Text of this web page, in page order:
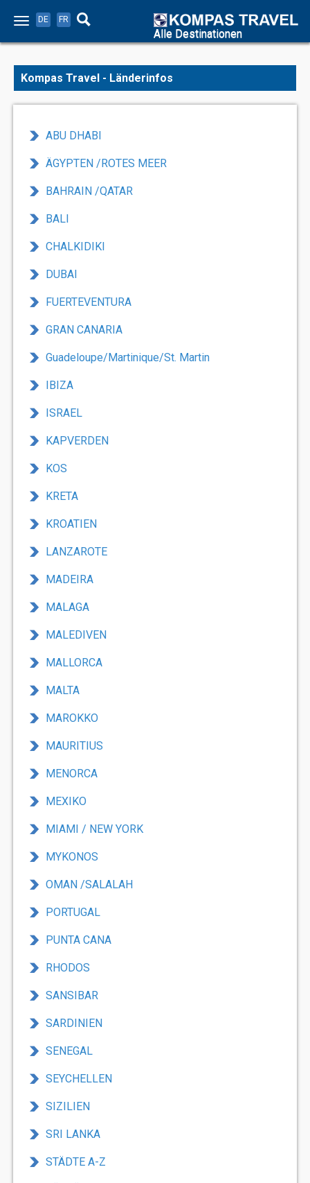
DE FR
Alle Destinationen
Kompas Travel - Länderinfos
ABU DHABI
ÄGYPTEN /ROTES MEER
BAHRAIN /QATAR
BALI
CHALKIDIKI
DUBAI
FUERTEVENTURA
GRAN CANARIA
Guadeloupe/Martinique/St. Martin
IBIZA
ISRAEL
KAPVERDEN
KOS
KRETA
KROATIEN
LANZAROTE
MADEIRA
MALAGA
MALEDIVEN
MALLORCA
MALTA
MAROKKO
MAURITIUS
MENORCA
MEXIKO
MIAMI / NEW YORK
MYKONOS
OMAN /SALALAH
PORTUGAL
PUNTA CANA
RHODOS
SANSIBAR
SARDINIEN
SENEGAL
SEYCHELLEN
SIZILIEN
SRI LANKA
STÄDTE A-Z